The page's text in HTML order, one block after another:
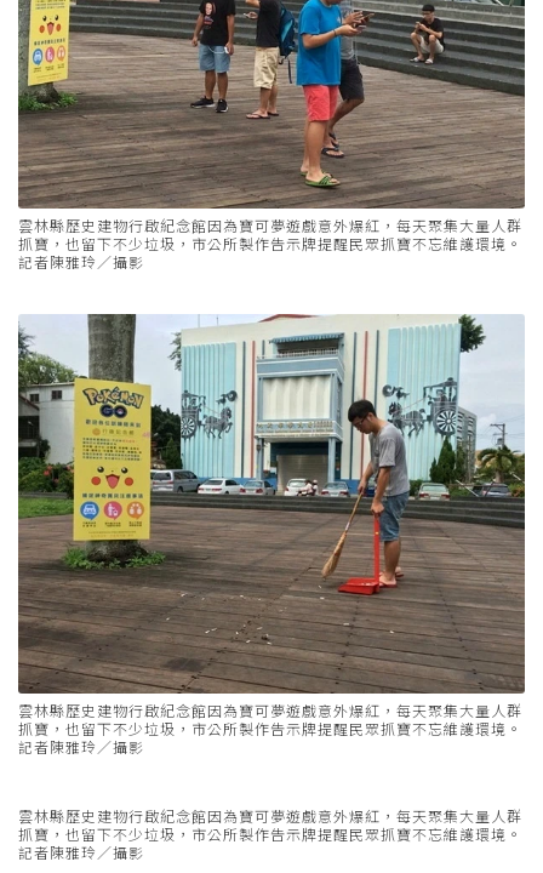
雲林縣歷史建物行啟紀念館因為寶可夢遊戲意外爆紅，每天聚集大量人群
抓寶，也留下不少垃圾，市公所製作告示牌提醒民眾抓寶不忘維護環境。
記者陳雅玲／攝影
雲林縣歷史建物行啟紀念館因為寶可夢遊戲意外爆紅，每天聚集大量人群
抓寶，也留下不少垃圾，市公所製作告示牌提醒民眾抓寶不忘維護環境。
記者陳雅玲／攝影